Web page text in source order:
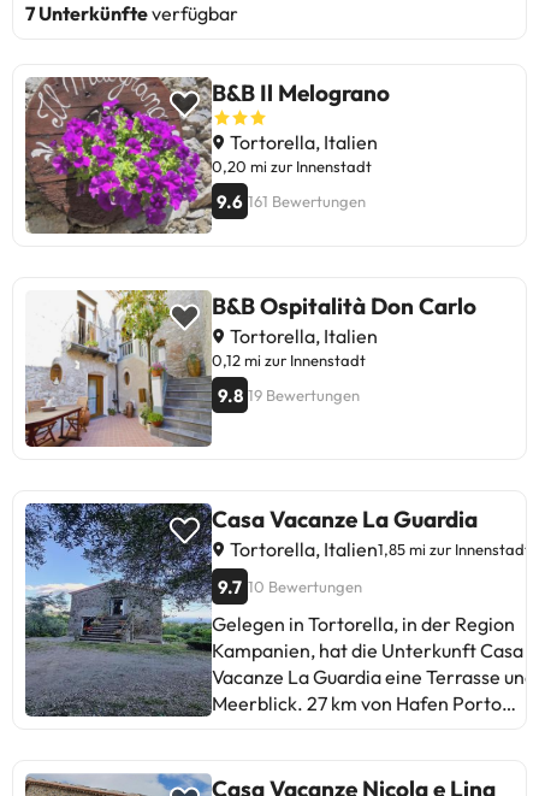
7 Unterkünfteverfügbar
B&B Il Melograno
Tortorella, Italien
0,20 mi zur Innenstadt
9.6 161 Bewertungen
B&B Ospitalità Don Carlo
Tortorella, Italien
0,12 mi zur Innenstadt
9.8 19 Bewertungen
Casa Vacanze La Guardia
Tortorella, Italien1,85 mi zur Innenstadt
9.7 10 Bewertungen
Gelegen in Tortorella, in der Region
Kampanien, hat die Unterkunft Casa
Vacanze La Guardia eine Terrasse und
Meerblick. 27 km von Hafen Porto
einen kostenlosen Privatparkplatz.
Casa Vacanze Nicola e Lina